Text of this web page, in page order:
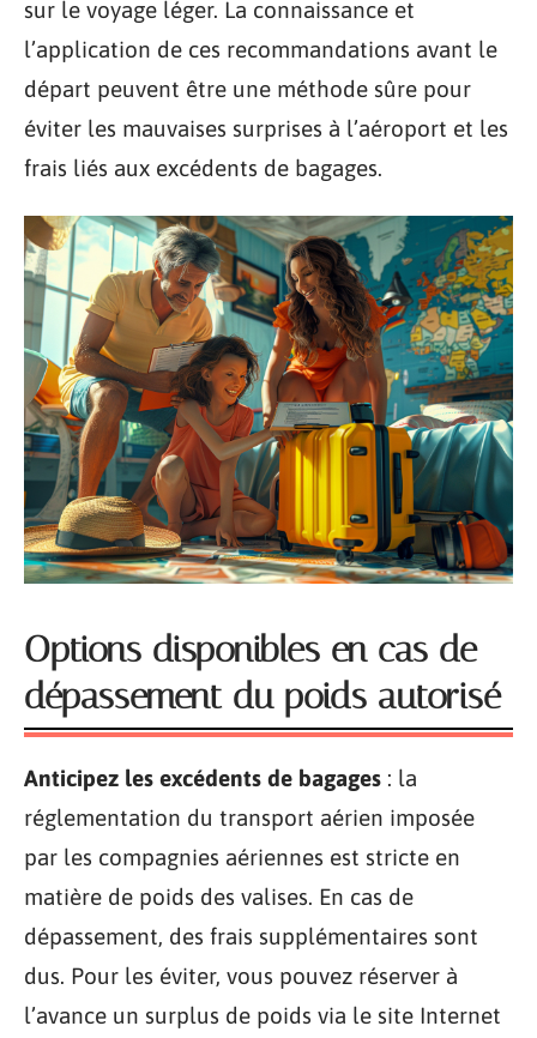
sur le voyage léger. La connaissance et
l’application de ces recommandations avant le
départ peuvent être une méthode sûre pour
éviter les mauvaises surprises à l’aéroport et les
frais liés aux excédents de bagages.
Options disponibles en cas de
dépassement du poids autorisé
Anticipez les excédents de bagages : la
réglementation du transport aérien imposée
par les compagnies aériennes est stricte en
matière de poids des valises. En cas de
dépassement, des frais supplémentaires sont
dus. Pour les éviter, vous pouvez réserver à
l’avance un surplus de poids via le site Internet